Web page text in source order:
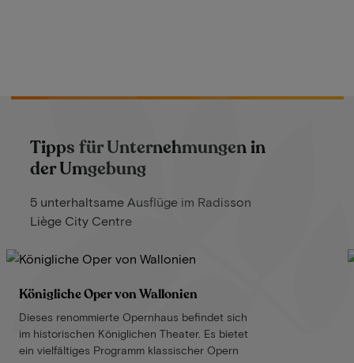
Tipps für Unternehmungen in
der Umgebung
5 unterhaltsame Ausflüge im Radisson
Liège City Centre
Königliche Oper von Wallonien
Dieses renommierte Opernhaus befindet sich
im historischen Königlichen Theater. Es bietet
ein vielfältiges Programm klassischer Opern